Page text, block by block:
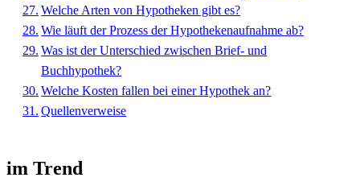
Welche Arten von Hypotheken gibt es?
Wie läuft der Prozess der Hypothekenaufnahme ab?
Was ist der Unterschied zwischen Brief- und
Buchhypothek?
Welche Kosten fallen bei einer Hypothek an?
Quellenverweise
im Trend